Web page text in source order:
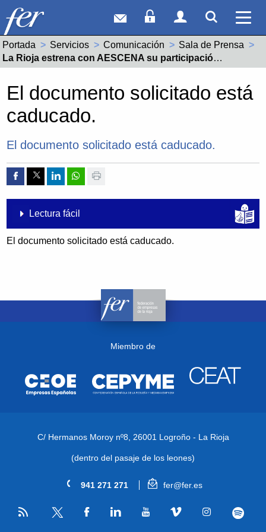
Correo webAcceso Socios
Acceso
Ver
Portada Servicios Comunicación
Sala de Prensa
Actual:
La Rioja estrena con AESCENA su participación en el proyecto Camino Escena Norte (CEN)
El documento solicitado está
caducado.
El documento solicitado está caducado.
Compartir por Facebook
Compartir por Twitter
Compartir por Linkedin
Compartir por whatsapp
Imprimir
Lectura fácil
El documento solicitado está caducado.
Miembro de
C/ Hermanos Moroy nº8, 26001 Logroño - La Rioja
(dentro del pasaje de los leones)
941 271 271 fer@fer.es
RSS